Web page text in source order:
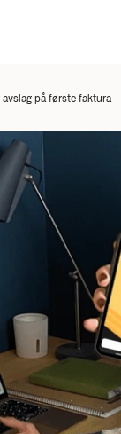
på første faktura